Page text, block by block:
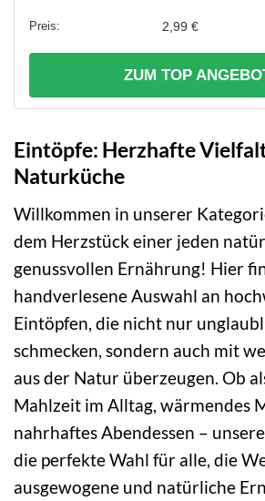
2,99 €
ZUM TOP
Eintöpfe: Herzhafte
Naturküche
Willkommen in unserer
dem Herzstück einer jeden
genussvollen Ernährung! Hier
handverlesene Auswahl an
Eintöpfen, die nicht nur
schmecken, sondern auch mit
aus der Natur überzeugen. Ob
Mahlzeit im Alltag, wärmendes
nahrhaftes Abendessen –
die perfekte Wahl für alle, die
ausgewogene und natürliche